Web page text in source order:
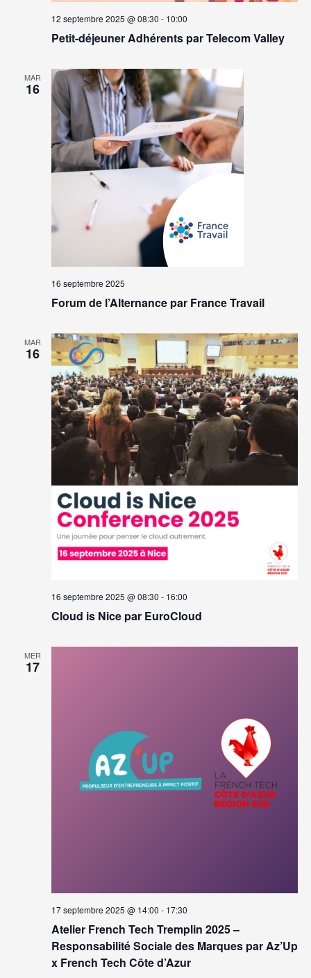
Petit-déjeuner Adhérents par Telecom Valley
12 septembre 2025 @ 08:30 - 10:00
MAR
16
Forum de l’Alternance par France Travail
16 septembre 2025
MAR
16
Cloud is Nice par EuroCloud
16 septembre 2025 @ 08:30 - 16:00
MER
17
Atelier French Tech Tremplin 2025 –
Responsabilité Sociale des Marques par Az’Up
x French Tech Côte d’Azur
17 septembre 2025 @ 14:00 - 17:30